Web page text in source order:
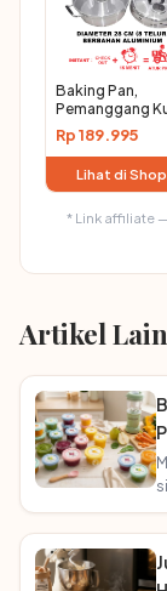
Baking Pan,
Pemanggang
Bolu 22, 24, 28
Orchid
Rp 189.995
Lihat di
* Link affiliate
Artikel